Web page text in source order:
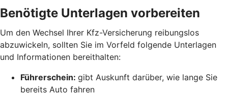
Benötigte Unterlagen vorbereiten
Um den Wechsel Ihrer Kfz-Versicherung reibungslos
abzuwickeln, sollten Sie im Vorfeld folgende Unterlagen
und Informationen bereithalten:
Führerschein: gibt Auskunft darüber, wie lange Sie
bereits Auto fahren